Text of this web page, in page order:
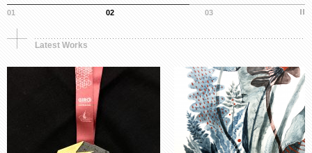
01 02 03
Latest Works